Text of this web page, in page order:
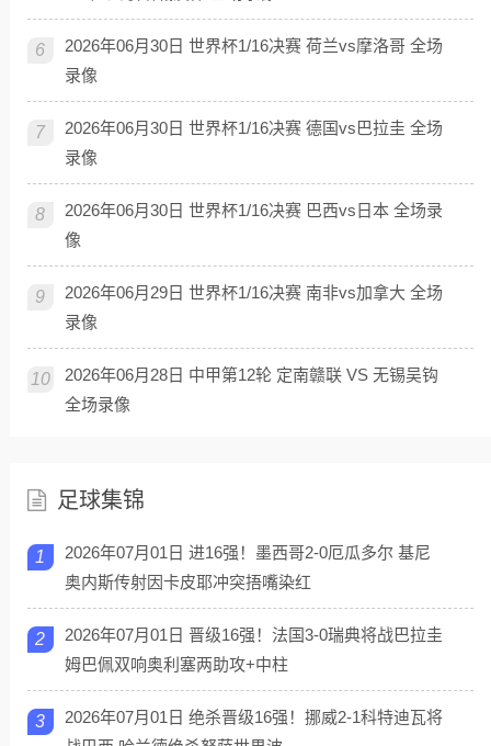
6
2026年06月30日 世界杯1/16决赛 荷兰vs摩洛哥 全场
录像
7
2026年06月30日 世界杯1/16决赛 德国vs巴拉圭 全场
录像
8
2026年06月30日 世界杯1/16决赛 巴西vs日本 全场录
像
9
2026年06月29日 世界杯1/16决赛 南非vs加拿大 全场
录像
10
2026年06月28日 中甲第12轮 定南赣联 VS 无锡吴钩
全场录像
足球集锦
1
2026年07月01日 进16强！墨西哥2-0厄瓜多尔 基尼
奥内斯传射因卡皮耶冲突捂嘴染红
2
2026年07月01日 晋级16强！法国3-0瑞典将战巴拉圭
姆巴佩双响奥利塞两助攻+中柱
3
2026年07月01日 绝杀晋级16强！挪威2-1科特迪瓦将